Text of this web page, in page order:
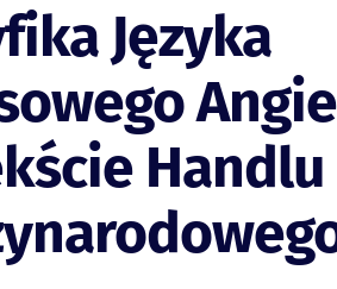
Języka
Handlu